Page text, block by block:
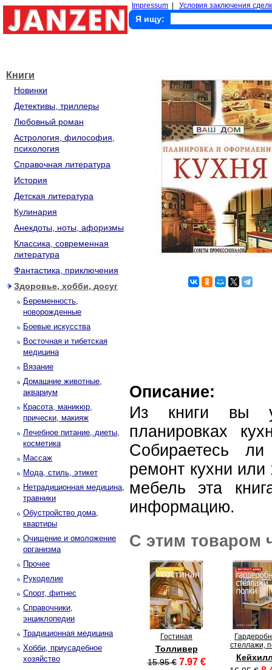
Impressum Условия заключения
Я ищу:
Книги
Новинки
Детективы, триллеры
Любовный роман
Астрология, философия,
психология
Справочная литература
История
Детская литература
Кулинария
Анекдоты, ноты, афоризмы
Классика, современная
литература
Фантастика, приключения
Здоровье, хобби, досуг
Беременность,
новорожденные
Боевые искусства
Восточная и тибетская
медицина
Вязание
Домашние животные,
аквариум
Красота, маникюр,
прически, макияж
Лечебное питание, диеты,
косметика
Массаж
Мода, стиль, этикет
Нетрадиционная медицина,
травники
Обустройство дома,
квартиры
Очищение и омоложение
организма
Прочее
Рукоделие
Спорт, фитнес
Справочники,
энциклопедии
Традиционная медицина
Хобби, приусадебное
хозяйство
Описание:
Из книги вы
планировках
Собираетесь
ремонт кухни или
мебель эта
информацию.
С этим товаром
Гостиная
Толливер
15.95 € 7.97 €
стеллажи,